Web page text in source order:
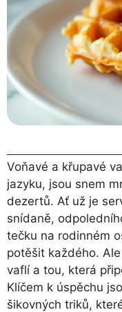
Voňavé a křupavé
jazyku, jsou snem
dezertů. Ať už je
snídaně,
tečku na rodinném
potěšit každého.
vaflí a tou, která
Klíčem k úspěchu
šikovných triků,